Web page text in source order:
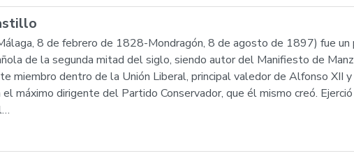
8 de febrero de 1828-Mondragón, 8 de agosto de 1897) fue
de la segunda mitad del siglo, siendo autor del Manifiesto de
miembro dentro de la Unión Liberal, principal valedor de Alfonso
máximo dirigente del Partido Conservador, que él mismo creó.